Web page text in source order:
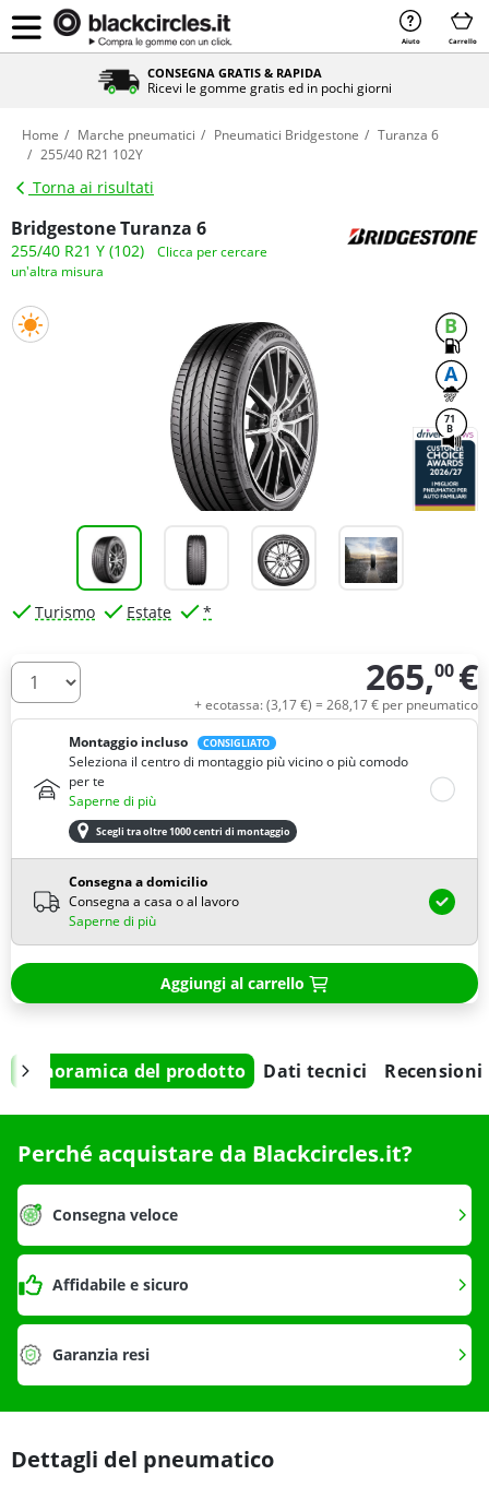
Aiuto Carrello
CONSEGNA GRATIS & RAPIDA
Ricevi le gomme gratis ed in pochi giorni
Home Marche pneumatici Pneumatici Bridgestone
Turanza 6
255/40 R21 102Y
Torna ai risultati
Bridgestone Turanza 6
255/40 R21 Y (102)
Clicca per cercare
un'altra misura
B
A
71
B
Turismo Estate *
Quantità 265,00 €
+ ecotassa: (3,17€) = 268,17€ per pneumatico
Montaggio incluso
CONSIGLIATO
Seleziona il centro di montaggio più vicino o più comodo
per te
Saperne di più
Scegli tra oltre 1000 centri di montaggio
Consegna a domicilio
Consegna a casa o al lavoro
Saperne di più
Aggiungi al carrello
Panoramica del prodotto Dati tecnici Recensioni
Perché acquistare da Blackcircles.it?
Consegna veloce
Affidabile e sicuro
Garanzia resi
Dettagli del pneumatico